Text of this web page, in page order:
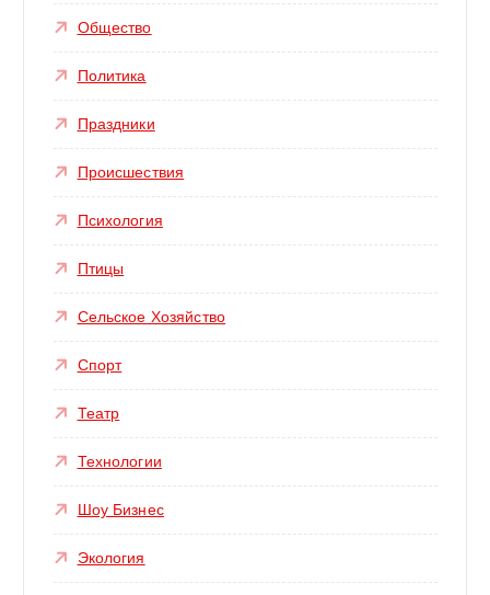
Общество
Политика
Праздники
Происшествия
Психология
Птицы
Сельское Хозяйство
Спорт
Театр
Технологии
Шоу Бизнес
Экология